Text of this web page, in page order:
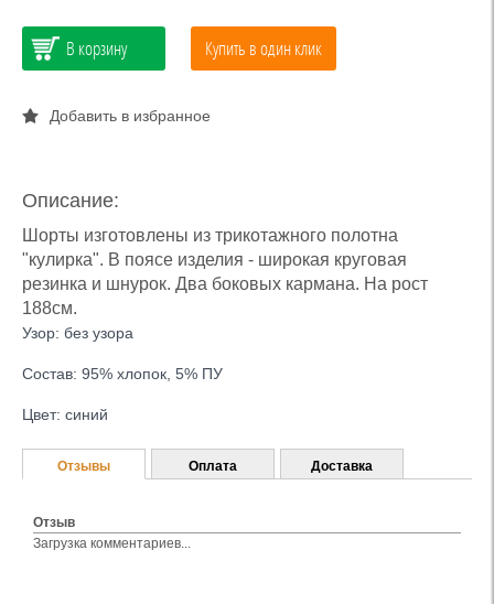
В корзину Купить в один клик
Добавить в избранное
Описание:
Шорты изготовлены из трикотажного полотна
"кулирка". В поясе изделия - широкая круговая
резинка и шнурок. Два боковых кармана. На рост
188см.
Узор: без узора
Состав: 95% хлопок, 5% ПУ
Цвет: синий
Отзывы
Отзыв
Загрузка комментариев...
Оплата Доставка